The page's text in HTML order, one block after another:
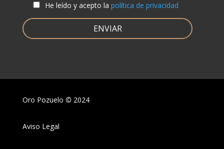
He leído y acepto la política de privacidad
Oro Pozuelo © 2024
Aviso Legal